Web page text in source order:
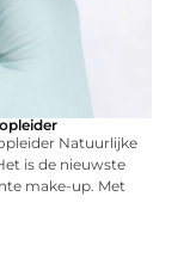
Natuurlijke
is de nieuwste
make-up. Met